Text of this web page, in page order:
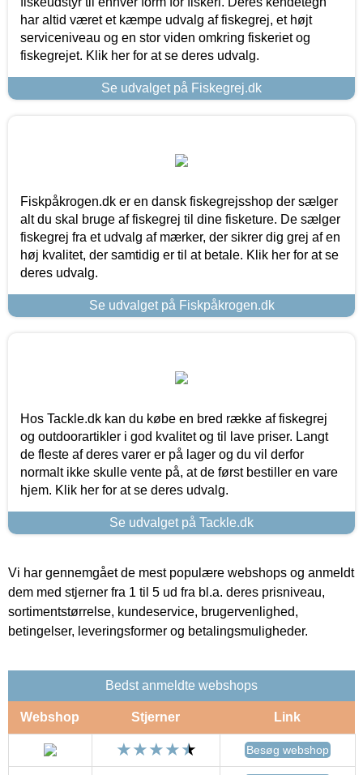
har altid været et kæmpe udvalg af fiskegrej, et højt
serviceniveau og en stor viden omkring fiskeriet og
fiskegrejet. Klik her for at se deres udvalg.
Se udvalget på Fiskegrej.dk
Fiskpåkrogen.dk er en dansk fiskegrejsshop der sælger
alt du skal bruge af fiskegrej til dine fisketure. De sælger
fiskegrej fra et udvalg af mærker, der sikrer dig grej af en
høj kvalitet, der samtidig er til at betale. Klik her for at se
deres udvalg.
Se udvalget på Fiskpåkrogen.dk
Hos Tackle.dk kan du købe en bred række af fiskegrej
og outdoorartikler i god kvalitet og til lave priser. Langt
de fleste af deres varer er på lager og du vil derfor
normalt ikke skulle vente på, at de først bestiller en vare
hjem. Klik her for at se deres udvalg.
Se udvalget på Tackle.dk
Vi har gennemgået de mest populære webshops og anmeldt
dem med stjerner fra 1 til 5 ud fra bl.a. deres prisniveau,
sortimentstørrelse, kundeservice, brugervenlighed,
betingelser, leveringsformer og betalingsmuligheder.
Bedst anmeldte webshops
Webshop Stjerner Link
Besøg webshop